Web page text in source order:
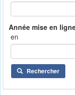
en
Rechercher